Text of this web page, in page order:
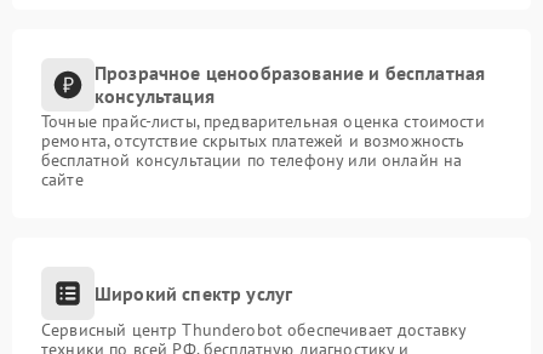
Прозрачное ценообразование и бесплатная
консультация
Точные прайс-листы, предварительная оценка стоимости
ремонта, отсутствие скрытых платежей и возможность
бесплатной консультации по телефону или онлайн на
сайте
Широкий спектр услуг
Сервисный центр Thunderobot обеспечивает доставку
техники по всей РФ, бесплатную диагностику и